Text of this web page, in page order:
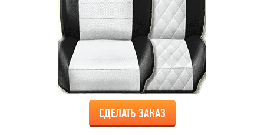
СДЕЛАТЬ ЗАКАЗ